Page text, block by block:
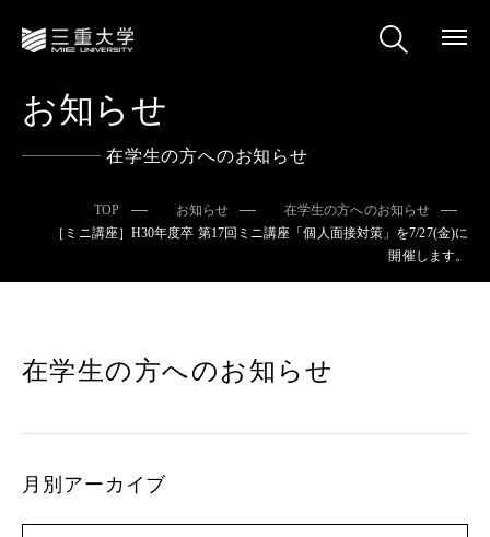
お知らせ
在学生の方へのお知らせ
TOP お知らせ
在学生の方へのお知らせ
［ミニ講座］H30年度卒 第17回ミニ講座「個人面接対策」を7/27(金)に
開催します。
在学生の方へのお知らせ
月別アーカイブ